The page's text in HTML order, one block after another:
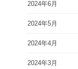
2024年6月
2024年5月
2024年4月
2024年3月